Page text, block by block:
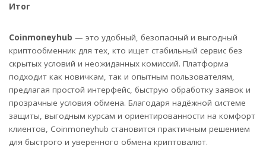
Итог
Coinmoneyhub — это удобный, безопасный и выгодный
криптообменник для тех, кто ищет стабильный сервис без
скрытых условий и неожиданных комиссий. Платформа
подходит как новичкам, так и опытным пользователям,
предлагая простой интерфейс, быструю обработку заявок и
прозрачные условия обмена. Благодаря надёжной системе
защиты, выгодным курсам и ориентированности на комфорт
клиентов, Coinmoneyhub становится практичным решением
для быстрого и уверенного обмена криптовалют.